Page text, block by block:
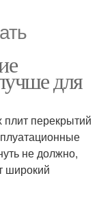
для
перекрытий
не должно,
широкий